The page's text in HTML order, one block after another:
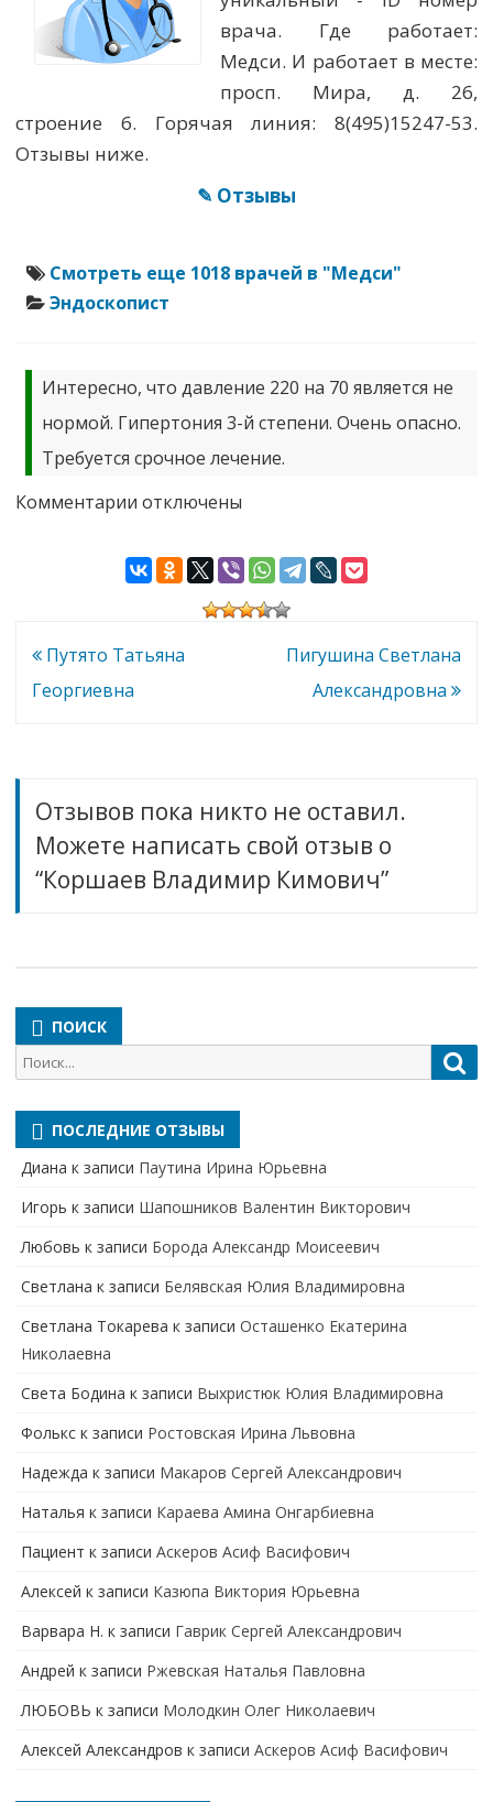
врача. Где работает:
Медси. И работает в месте:
просп. Мира, д. 26,
строение 6. Горячая линия: 8(495)15247-53.
Отзывы ниже.
✎ Отзывы
Смотреть еще 1018 врачей в "Медси"
Эндоскопист
Интересно, что давление 220 на 70 является не
нормой. Гипертония 3-й степени. Очень опасно.
Требуется срочное лечение.
Комментарии к
Владимир
Кимович
отключены
Навигация
по
Путято Татьяна
Георгиевна
Пигушина Светлана
Александровна
Отзывов пока никто не оставил.
Можете написать свой отзыв о
“Коршаев Владимир Кимович”
ПОИСК
Поиск
для:
ПОСЛЕДНИЕ ОТЗЫВЫ
Диана к записи Паутина Ирина Юрьевна
Игорь к записи Шапошников Валентин Викторович
Любовь к записи Борода Александр Моисеевич
Светлана к записи Белявская Юлия Владимировна
Cветлана Токарева к записи Осташенко Екатерина
Николаевна
Света Бодина к записи Выхристюк Юлия Владимировна
Фолькс к записи Ростовская Ирина Львовна
Надежда к записи Макаров Сергей Александрович
Наталья к записи Караева Амина Онгарбиевна
Пациент к записи Аскеров Асиф Васифович
Алексей к записи Казюпа Виктория Юрьевна
Варвара Н. к записи Гаврик Сергей Александрович
Андрей к записи Ржевская Наталья Павловна
ЛЮБОВЬ к записи Молодкин Олег Николаевич
Алексей Александров к записи Аскеров Асиф Васифович